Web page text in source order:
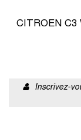
CITROEN C3
Inscrivez-